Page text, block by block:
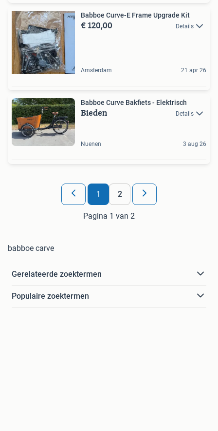
Babboe Curve-E Frame Upgrade Kit
€ 120,00 Details
Amsterdam 21 apr 26
Babboe Curve Bakfiets - Elektrisch
Bieden Details
Nuenen 3 aug 26
1 2
Pagina 1 van 2
babboe carve
Gerelateerde zoektermen
Populaire zoektermen